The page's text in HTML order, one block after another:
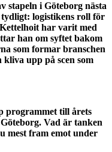
stapeln i Göteborg nästa
tydligt: logistikens roll för
har varit med
han om syftet bakom
som formar branschen
upp på scen som
programmet till årets
Vad är tanken
mest fram emot under